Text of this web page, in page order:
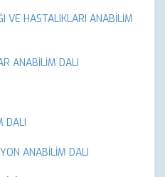
VE HASTALIKLARI ANABİLİM
ANABİLİM DALI
DALI
ANABİLİM DALI